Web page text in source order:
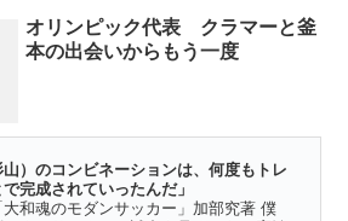
と言う。サッカーにまったく興味のない僕の
タクシーでシャンゼリゼを通ってい
オリンピック代表 クラマーと釜
本の出会いからもう一度
山）のコンビネーションは、何度もトレ
完成されていったんだ」
和魂のモダンサッカー」加部究著 僕